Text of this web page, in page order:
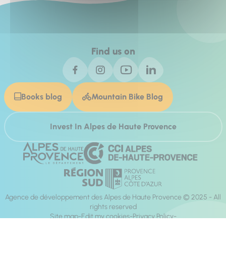
Find us on
Books blog Mountain Bike Blog
Invest In Alpes de Haute Provence
Agence de développement des Alpes de Haute Provence © 2025 - All
rights reserved
Site map Edit my cookies Privacy Policy